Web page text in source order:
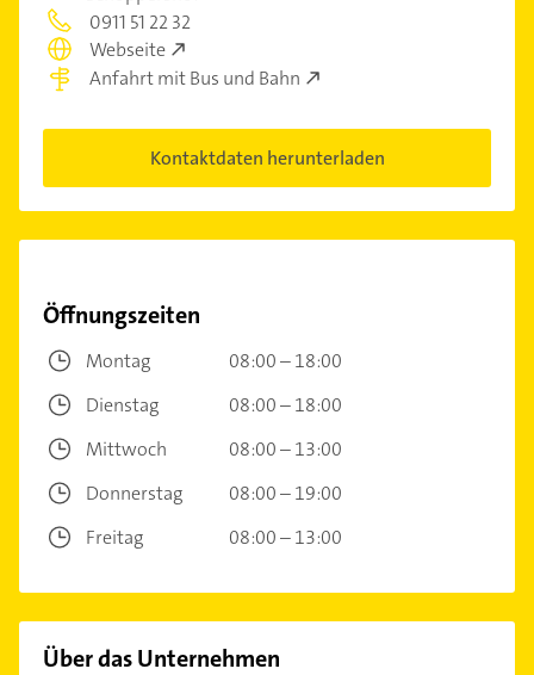
0911 51 22 32
Webseite
Anfahrt mit Bus und Bahn
Kontaktdaten herunterladen
Öffnungszeiten
Montag
08:00 – 18:00
Dienstag
08:00 – 18:00
Mittwoch
08:00 – 13:00
Donnerstag
08:00 – 19:00
Freitag
08:00 – 13:00
Über das Unternehmen